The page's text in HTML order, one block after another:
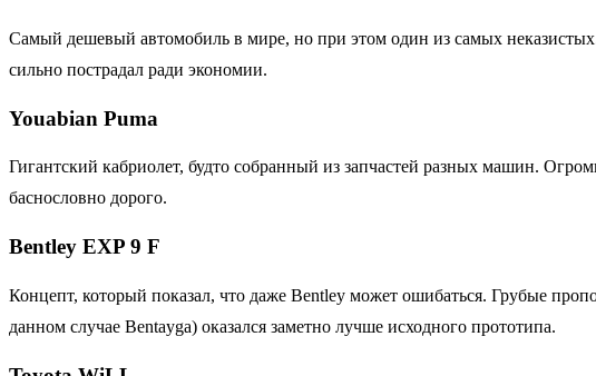
Самый дешевый автомобиль в мире, но при этом один из самых
сильно пострадал ради экономии.
Youabian Puma
Гигантский кабриолет, будто собранный из запчастей разных машин.
баснословно дорого.
Bentley EXP 9 F
Концепт, который показал, что даже Bentley может ошибаться. Грубые
данном случае Bentayga) оказался заметно лучше исходного прототипа.